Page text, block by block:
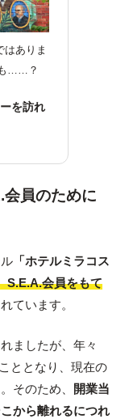
ありま
も……？
を訪れ
会員のために
「ホテルミラコス
S.E.A.会員をもて
ています。
ましたが、年々
ととなり、現在の
そのため、
開業当
から離れるにつれ